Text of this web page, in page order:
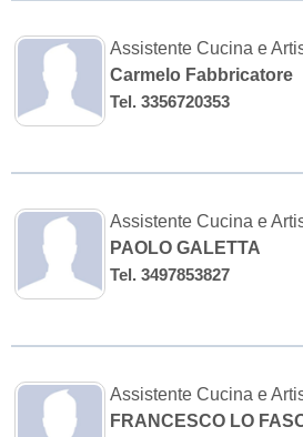
Assistente Cucina e
Carmelo Fabbricatore
Tel. 3356720353
Assistente Cucina e
PAOLO GALETTA
Tel. 3497853827
Assistente Cucina e
FRANCESCO LO